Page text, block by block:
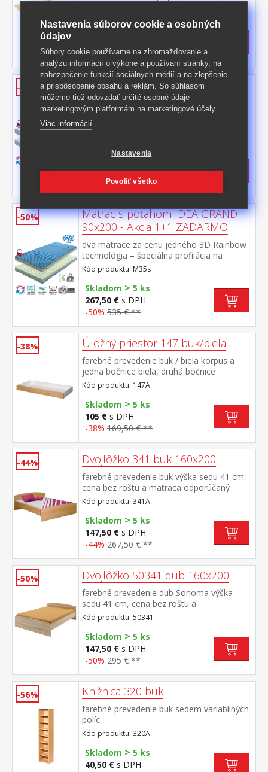
Skladom> 5 ks
-41% 85 € **
-50%
Matrac s poťahom IDEA TRIAN
90x200x14 - Akcia 1+1 ZADARMO
dva matrace za cenu jedného pamäťová
pena rôznych tuhostí v panvových zónach
pohybovému aparátu 7-zónová anatomická
masážna profilácia prináša veľmi jemnú
masáž v priebehu spánku matrac s Visco
penou a systémom rozdielnej tuhosti strán
vhodný pre všetky typy roštov poťah
snímateľný a prateľný do 40 °C odporúčaná
nosnosť do 120 kg
Skladom>5 ks
339 €s DPH
678 € **
-50%
Matrac s poťahom IDEA GRAND
90x200 - Akcia 1+1 ZADARMO
dva matrace za cenu jedného 3D Rainbow
technológia – špeciálna profilácia na
sendvičovej vrstve z kombinácie Flexifoam
pien rôznych vlastností a tuhostí, ktorá
zabezpečuje komfort, vzdušnosť,
ortopedické vlastnosti a dlhú životnosť
anatomická zónová masážna profilácia – 7
priebehu spánku rozdielna tuhosť strán –
zelenkavá mäkšia strana tuhosť 2 z 5,
modrá tuhšia strana tuhosť 2,5 z 5vzdušný
poťah prešitý dutým vláknom, vyrobený z 2
častí, snímateľný a prateľný do 60 °
Codporúčaná nosnosť do 130 kg, výška
Kód produktu: M35s
Skladom > 5 ks
267,50 € s DPH
-50% 535 € **
-38% Úložný priestor 147 buk/biela
farebné prevedenie buk / biela korpus a
jedna bočnice biela, druhá bočnice
buk príslušenstvo pre 341A, 341B, 342A,
342B, 343A, 343B, 50341, 50343, 60341,
60342, 60343
Kód produktu: 147A
Skladom > 5 ks
105 € s DPH
-38% 169,50 € **
-44% Dvojlôžko 341 buk 160x200
farebné prevedenie buk výška sedu 41 cm,
cena bez roštu a matraca odporúčaný
rozmer matraca 160 × 200 cm alebo 2 kusy
80 × 200 cm a rošt R2 k dvojlôžku možné
dokúpiť úložný priestor 147A
Kód produktu: 341A
Skladom > 5 ks
147,50 € s DPH
-44% 267,50 € **
-50% Dvojlôžko 50341 dub 160x200
farebné prevedenie dub Sonoma výška
sedu 41 cm, cena bez roštu a
matraca odporúčaný rozmer matraca 160 ×
200 cm alebo 2 kusy 80 × 200 cm a rošt
R2 nočný stolík 50140 nie je v cene, k
dvojlôžku možné dokúpiť úložný priestor
147A
Kód produktu: 50341
Skladom > 5 ks
147,50 € s DPH
-50% 295 € **
-56% Knižnica 320 buk
farebné prevedenie buk sedem variabilných
políc
Kód produktu: 320A
Skladom > 5 ks
40,50 € s DPH
Nastavenia súborov cookie a osobných
údajov
Súbory cookie používame na zhromažďovanie a
analýzu informácií o výkone a používaní stránky, na
zabezpečenie funkcií sociálnych médií a na zlepšenie
a prispôsobenie obsahu a reklám. So súhlasom
môžeme tiež odovzdať určité osobné údaje
marketingovým platformám na marketingové účely.
Viac informácií
Nastavenia
Povoliť všetko